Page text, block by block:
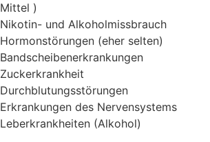
Mittel )
Nikotin- und Alkoholmissbrauch
Hormonstörungen (eher selten)
Bandscheibenerkrankungen
Zuckerkrankheit
Durchblutungsstörungen
Erkrankungen des Nervensystems
Leberkrankheiten (Alkohol)